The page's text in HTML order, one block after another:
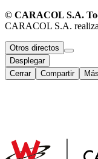
© CARACOL S.A.
CARACOL S.A. realiza
Otros directos
Desplegar
Cerrar
Compartir